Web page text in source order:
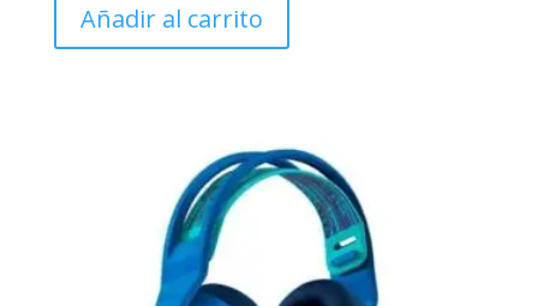
Añadir al carrito